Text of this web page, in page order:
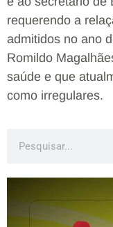
requerendo a
admitidos no ano
Romildo
saúde e que
como irregulares.